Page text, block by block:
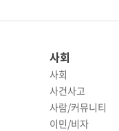
사회
사회
사건사고
사람/커뮤니티
이민/비자